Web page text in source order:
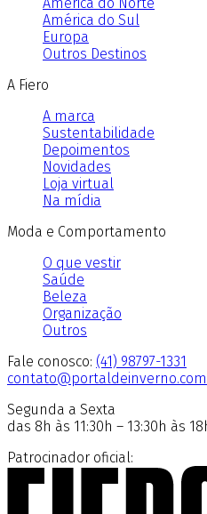
América do Sul
Europa
Outros Destinos
A Fiero
A marca
Sustentabilidade
Depoimentos
Novidades
Loja virtual
Na mídia
Moda e Comportamento
O que vestir
Saúde
Beleza
Organização
Outros
Fale conosco: (41) 98797-1331
Segunda a Sexta
das 8h às 11:30h – 13:30h às
Patrocinador oficial: